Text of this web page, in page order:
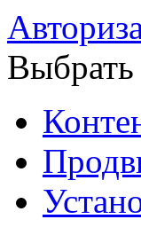
Выбрать